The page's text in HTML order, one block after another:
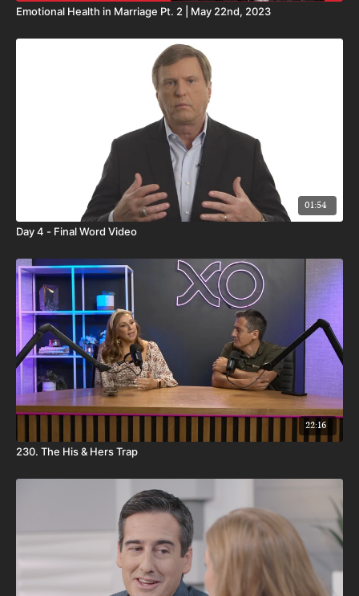
Emotional Health in Marriage Pt. 2 | May 22nd, 2023
01:54
Day 4 - Final Word Video
22:16
230. The His & Hers Trap